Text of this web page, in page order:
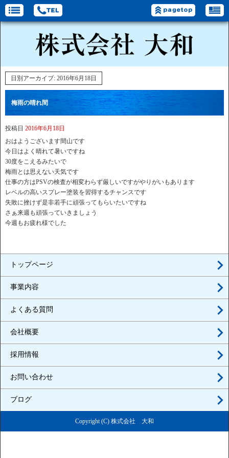
日別アーカイブ: 2016年6月18日
梅雨の晴れ間
投稿日 2016年6月18日
おはようございます間山です
今日はよく晴れて暑いですね
30度をこえるみたいで
梅雨とは思えない天気です
仕事の方はPSVの検査が相変わらず厳しいですがやりがいもあります
レベルの高いスプレー塗装を習得するチャンスです
失敗に挫けず是非若手に頑張ってもらいたいですね
さぁ来週も頑張っていきましょう
今週もお疲れ様でした
トップページ
事業内容
よくある質問
会社概要
採用情報
お問い合わせ
ブログ
Copyright (C) 株式会社 大和